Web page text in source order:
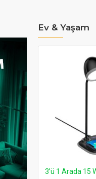
Ev & Yaşam
Airtag Tutuculu Kedi Tasması Zilli ve Reflektörlü Siyah